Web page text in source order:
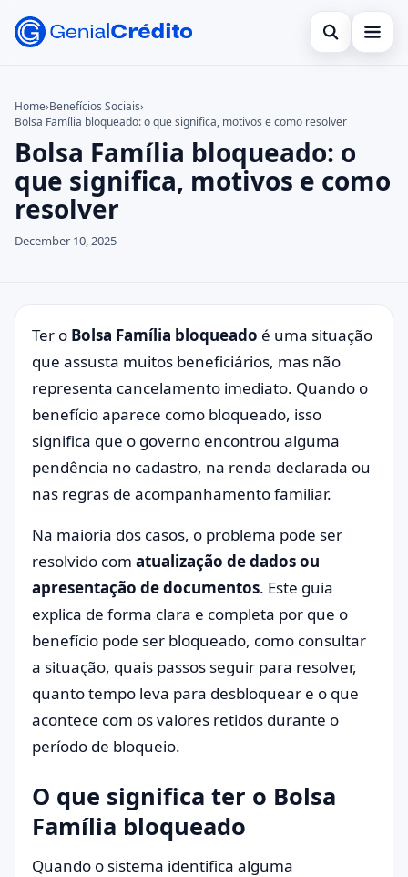
Open search
Benefícios
Bolsa Família
Cartões
Empreendedorismo
Search the site
Search for:
Press Enter to search or ESC to close.
Home›Benefícios Sociais›
Bolsa Família bloqueado: o que significa, motivos e como resolver
Bolsa Família bloqueado: o
que significa, motivos e como
resolver
December 10, 2025
Ter o Bolsa Família bloqueado é uma situação
que assusta muitos beneficiários, mas não
representa cancelamento imediato. Quando o
benefício aparece como bloqueado, isso
significa que o governo encontrou alguma
pendência no cadastro, na renda declarada ou
nas regras de acompanhamento familiar.
Na maioria dos casos, o problema pode ser
resolvido com atualização de dados ou
apresentação de documentos. Este guia
explica de forma clara e completa por que o
benefício pode ser bloqueado, como consultar
a situação, quais passos seguir para resolver,
quanto tempo leva para desbloquear e o que
acontece com os valores retidos durante o
período de bloqueio.
O que significa ter o Bolsa
Família bloqueado
Quando o sistema identifica alguma